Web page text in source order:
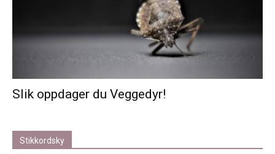
Slik oppdager du Veggedyr!
Stikkordsky